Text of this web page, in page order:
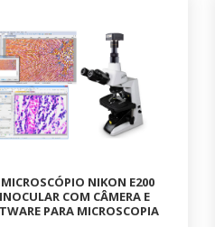
NIKON E200
COM CÂMERA E
PARA MICROSCOPIA